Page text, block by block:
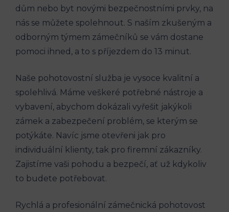
dům nebo byt novými bezpečnostními prvky, na
nás se můžete spolehnout. S naším zkušeným a
odborným týmem zámečníků se vám dostane
pomoci ihned, a to s příjezdem do 13 minut.
Naše pohotovostní služba je vysoce kvalitní a
spolehlivá. Máme veškeré potřebné nástroje a
vybavení, abychom dokázali vyřešit jakýkoli
zámek a zabezpečení problém, se kterým se
potýkáte. Navíc jsme otevřeni jak pro
individuální klienty, tak pro firemní zákazníky.
Zajistíme vaši pohodu a bezpečí, ať už kdykoliv
to budete potřebovat.
Rychlá a profesionální zámečnická pohotovost